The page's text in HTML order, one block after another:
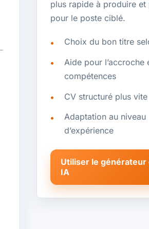
plus rapide à produire et
pour le poste ciblé.
Choix du bon titre
Aide pour l’accroche
compétences
CV structuré plus vite
Adaptation au niveau
d’expérience
Utiliser le générateur
IA